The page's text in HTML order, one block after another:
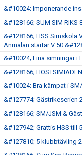
&#10024; Imponerande
&#128166; SUM SIM RIKS
&#128166; HSS Simskola
Anmälan startar V 50
&#10024; Fina simningar i
&#128166;
&#10024; Bra kämpat i
&#127774; Gästrikeserien
&#128166; SM/JSM &
&#127942; Grattis HSS till
&#127810; 5 klubbtävling